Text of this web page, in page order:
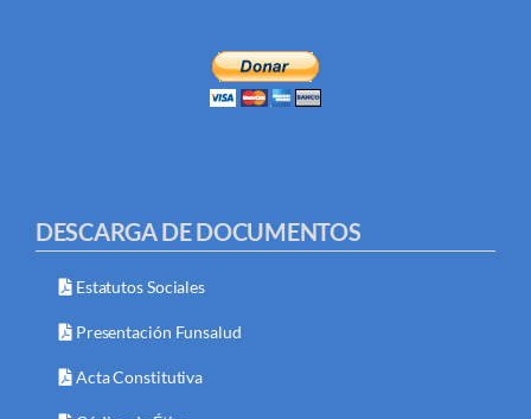
DESCARGA DE DOCUMENTOS
Estatutos Sociales
Presentación Funsalud
Acta Constitutiva